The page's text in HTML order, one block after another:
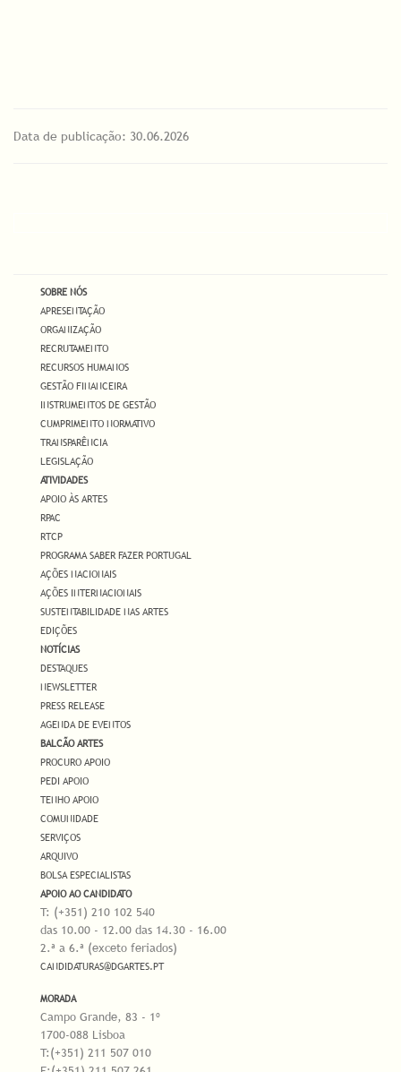
Data de publicação: 30.06.2026
SOBRE NÓS
APRESENTAÇÃO
ORGANIZAÇÃO
RECRUTAMENTO
RECURSOS HUMANOS
GESTÃO FINANCEIRA
INSTRUMENTOS DE GESTÃO
CUMPRIMENTO NORMATIVO
TRANSPARÊNCIA
LEGISLAÇÃO
ATIVIDADES
APOIO ÀS ARTES
RPAC
RTCP
PROGRAMA SABER FAZER PORTUGAL
AÇÕES NACIONAIS
AÇÕES INTERNACIONAIS
SUSTENTABILIDADE NAS ARTES
EDIÇÕES
NOTÍCIAS
DESTAQUES
NEWSLETTER
PRESS RELEASE
AGENDA DE EVENTOS
BALCÃO ARTES
PROCURO APOIO
PEDI APOIO
TENHO APOIO
COMUNIDADE
SERVIÇOS
ARQUIVO
BOLSA ESPECIALISTAS
APOIO AO CANDIDATO
T: (+351) 210 102 540
das 10.00 - 12.00 das 14.30 - 16.00
2.ª a 6.ª (exceto feriados)
CANDIDATURAS@DGARTES.PT
MORADA
Campo Grande, 83 - 1º
1700-088 Lisboa
T:(+351) 211 507 010